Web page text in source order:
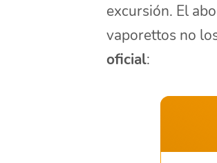
excursión. El
vaporettos no
oficial: